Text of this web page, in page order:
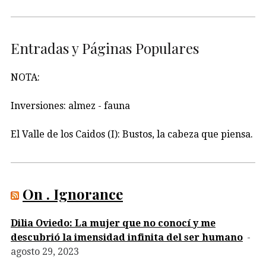
Entradas y Páginas Populares
NOTA:
Inversiones: almez - fauna
El Valle de los Caidos (I): Bustos, la cabeza que piensa.
On . Ignorance
Dilia Oviedo: La mujer que no conocí y me
descubrió la imensidad infinita del ser humano
agosto 29, 2023